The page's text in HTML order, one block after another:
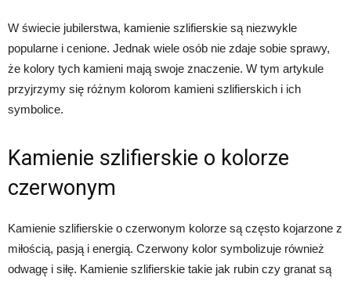
W świecie jubilerstwa, kamienie szlifierskie są niezwykle
popularne i cenione. Jednak wiele osób nie zdaje sobie sprawy,
że kolory tych kamieni mają swoje znaczenie. W tym artykule
przyjrzymy się różnym kolorom kamieni szlifierskich i ich
symbolice.
Kamienie szlifierskie o kolorze
czerwonym
Kamienie szlifierskie o czerwonym kolorze są często kojarzone z
miłością, pasją i energią. Czerwony kolor symbolizuje również
odwagę i siłę. Kamienie szlifierskie takie jak rubin czy granat są